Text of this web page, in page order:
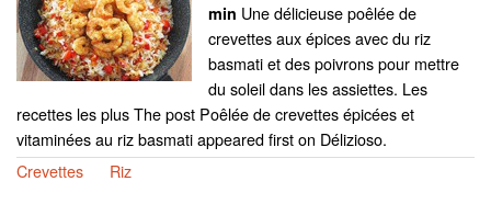
min Une délicieuse poêlée de
crevettes aux épices avec du riz
basmati et des poivrons pour mettre
du soleil dans les assiettes. Les
recettes les plus The post Poêlée de crevettes épicées et
vitaminées au riz basmati appeared first on Délizioso.
Crevettes
Riz